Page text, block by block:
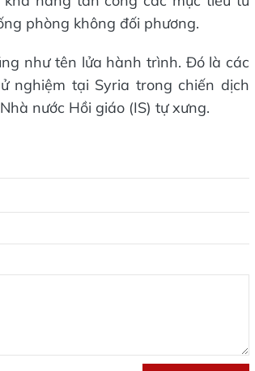
phòng không đối phương.
như tên lửa hành trình. Đó là các
nghiệm tại Syria trong chiến dịch
nước Hồi giáo (IS) tự xưng.